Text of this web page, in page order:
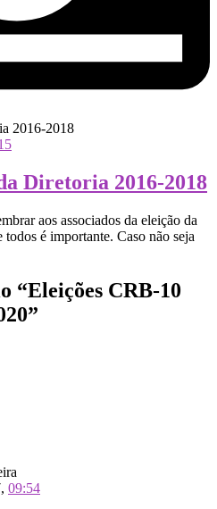
Diretoria 2016-2018
aos associados da eleição da
é importante. Caso não seja
“Eleições CRB-10
09:54